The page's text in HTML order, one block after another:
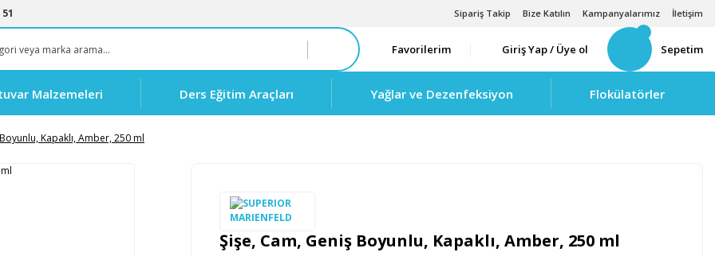
Sipariş Takip Bize Katılın Kampanyalarımız İletişim
Favorilerim Giriş Yap / Üye ol Sepetim
Malzemeleri Ders Eğitim Araçları Yağlar ve Dezenfeksiyon Flokülatörler
Kapaklı, Amber, 250 ml
Şişe, Cam, Geniş Boyunlu, Kapaklı, Amber, 250 ml